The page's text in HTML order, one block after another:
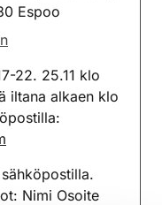
Espoo
22. 25.11 klo
iltana alkaen klo
Nimi Osoite